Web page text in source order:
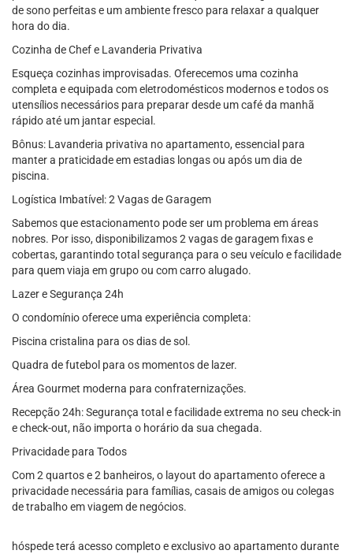
de sono perfeitas e um ambiente fresco para relaxar a qualquer
hora do dia.
Cozinha de Chef e Lavanderia Privativa
Esqueça cozinhas improvisadas. Oferecemos uma cozinha
completa e equipada com eletrodomésticos modernos e todos os
utensílios necessários para preparar desde um café da manhã
rápido até um jantar especial.
Bônus: Lavanderia privativa no apartamento, essencial para
manter a praticidade em estadias longas ou após um dia de
piscina.
Logística Imbatível: 2 Vagas de Garagem
Sabemos que estacionamento pode ser um problema em áreas
nobres. Por isso, disponibilizamos 2 vagas de garagem fixas e
cobertas, garantindo total segurança para o seu veículo e facilidade
para quem viaja em grupo ou com carro alugado.
Lazer e Segurança 24h
O condomínio oferece uma experiência completa:
Piscina cristalina para os dias de sol.
Quadra de futebol para os momentos de lazer.
Área Gourmet moderna para confraternizações.
Recepção 24h: Segurança total e facilidade extrema no seu check-in
e check-out, não importa o horário da sua chegada.
Privacidade para Todos
Com 2 quartos e 2 banheiros, o layout do apartamento oferece a
privacidade necessária para famílias, casais de amigos ou colegas
de trabalho em viagem de negócios.
hóspede terá acesso completo e exclusivo ao apartamento durante